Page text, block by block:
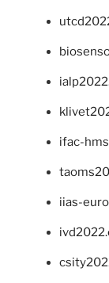
ifac-
iias-